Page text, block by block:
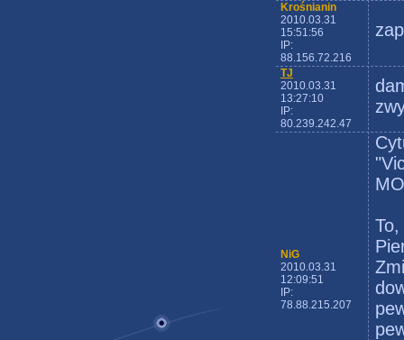
Krośnianin
2010.03.31
15:51:56
IP:
88.156.72.216
TJ
2010.03.31
13:27:10
IP:
80.239.242.47
NiG
2010.03.31
12:09:51
IP:
78.88.215.207